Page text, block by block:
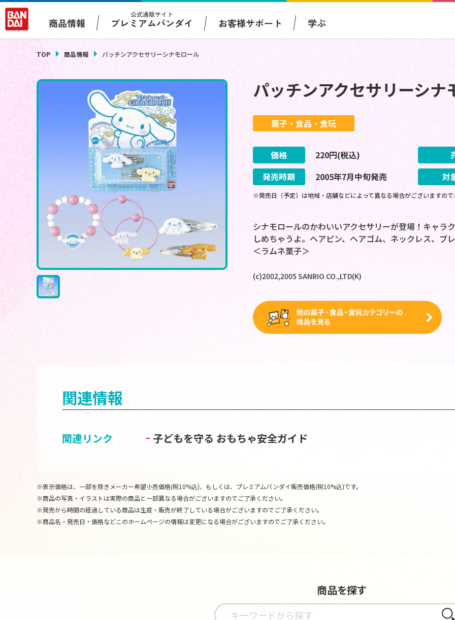
商品情報
公式通販サイト
プレミアムバンダイ お客様サポート 学ぶ
TOP 商品情報 パッチンアクセサリーシナモロール
パッチンアクセサリーシナ
菓子・食品・食玩
価格 220円(税込)
発売時期
2005年7月中旬発売 対
※発売日（予定）は地域・店舗などによって異なる場合がございますの
シナモロールのかわいいアクセサリーが登場！キャラ
しめちゃうよ。ヘアピン、ヘアゴム、ネックレス、ブ
＜ラムネ菓子＞
(c)2002,2005 SANRIO CO.,LTD(K)
関連情報
関連リンク 子どもを守る おもちゃ安全ガイド
※表示価格は、一部を除きメーカー希望小売価格(税10%込)、もしくは、プレミアムバンダイ販売価格(税10%込)です。
※商品の写真・イラストは実際の商品と一部異なる場合がございますのでご了承ください。
※発売から時間の経過している商品は生産・販売が終了している場合がございますのでご了承ください。
※商品名・発売日・価格などこのホームページの情報は変更になる場合がございますのでご了承ください。
商品を探す
さが